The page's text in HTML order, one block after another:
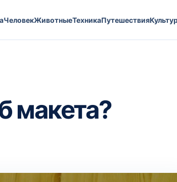
ЧеловекЖивотныеТехникаПутешествия
макета?